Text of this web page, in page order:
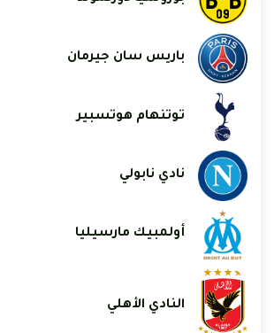
باريس سان جيرمان
توتنهام هوتسبير
نادي نابولي
أولمبيك مارسيليا
النادي الأهلي